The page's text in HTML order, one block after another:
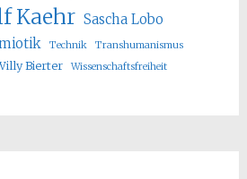
Kaehr Sascha Lobo
Technik
Transhumanismus
Bierter Wissenschaftsfreiheit